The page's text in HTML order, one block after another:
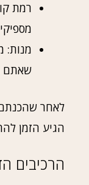
רמת
שאתם
לאחר
הגיע הזמן
הרכיבים